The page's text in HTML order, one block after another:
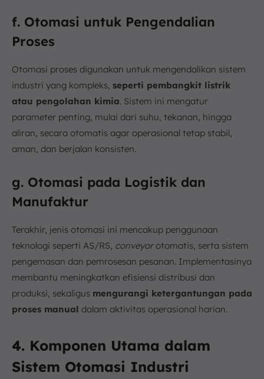
f. Otomasi untuk Pengendalian
Proses
Otomasi proses digunakan untuk mengendalikan sistem
industri yang kompleks, seperti pembangkit listrik
atau pengolahan kimia. Sistem ini mengatur
parameter penting, mulai dari suhu, tekanan, hingga
aliran, secara otomatis agar operasional tetap stabil,
aman, dan berjalan konsisten.
g. Otomasi pada Logistik dan
Manufaktur
Terakhir, jenis otomasi ini mencakup penggunaan
teknologi seperti AS/RS, conveyorotomatis, serta sistem
pengemasan dan pemrosesan pesanan. Implementasinya
membantu meningkatkan efisiensi distribusi dan
produksi, sekaligus mengurangi ketergantungan pada
proses manual dalam aktivitas operasional harian.
4. Komponen Utama dalam
Sistem Otomasi Industri